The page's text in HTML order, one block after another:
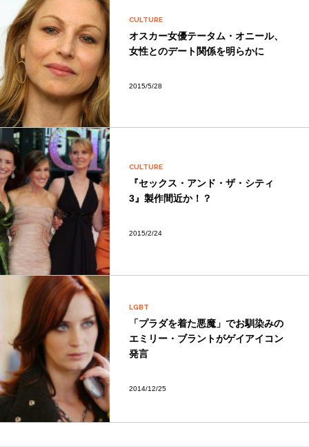
CULTURE
オスカー女優テータム・オニール、
女性とのデート関係を明らかに
2015/5/28
CULTURE
『セックス・アンド・ザ・シティ
3』製作間近か！？
2015/2/24
LGBT
「プラダを着た悪魔」でお馴染みの
エミリー・ブラントがゲイアイコン
発言
2014/12/25